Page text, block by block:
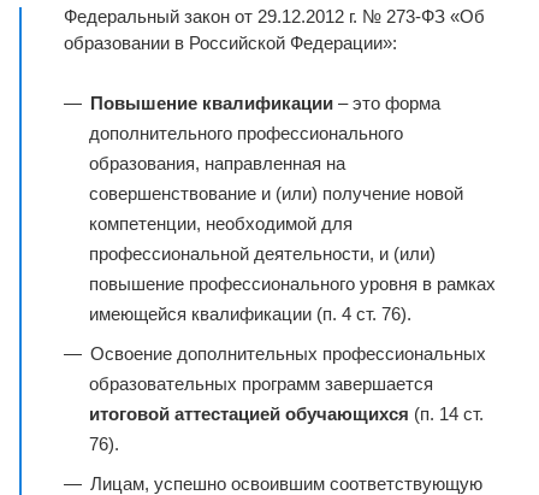
Федеральный закон от 29.12.2012 г. № 273-ФЗ «Об
образовании в Российской Федерации»:
Повышение квалификации – это форма
дополнительного профессионального
образования, направленная на
совершенствование и (или) получение новой
компетенции, необходимой для
профессиональной деятельности, и (или)
повышение профессионального уровня в рамках
имеющейся квалификации (п. 4 ст. 76).
Освоение дополнительных профессиональных
образовательных программ завершается
итоговой аттестацией обучающихся (п. 14 ст.
76).
Лицам, успешно освоившим соответствующую